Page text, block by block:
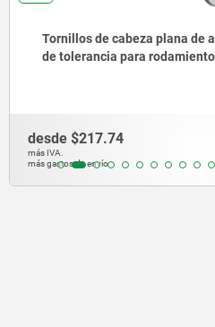
Tornillos de cabeza plana de
de tolerancia para rodamiento con
$217.74
IVA.
gastos de envío